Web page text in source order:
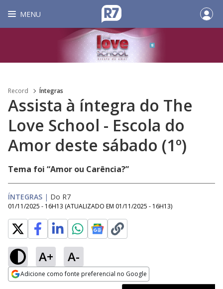
MENU
Record Íntegras
Assista à íntegra do The
Love School - Escola do
Amor deste sábado (1º)
Tema foi “Amor ou Carência?”
ÍNTEGRAS | Do R7
01/11/2025 - 16H13 (ATUALIZADO EM 01/11/2025 - 16H13)
A+ A-
Adicione como fonte preferencial no Google
Ativar
Loaded :
1.94%